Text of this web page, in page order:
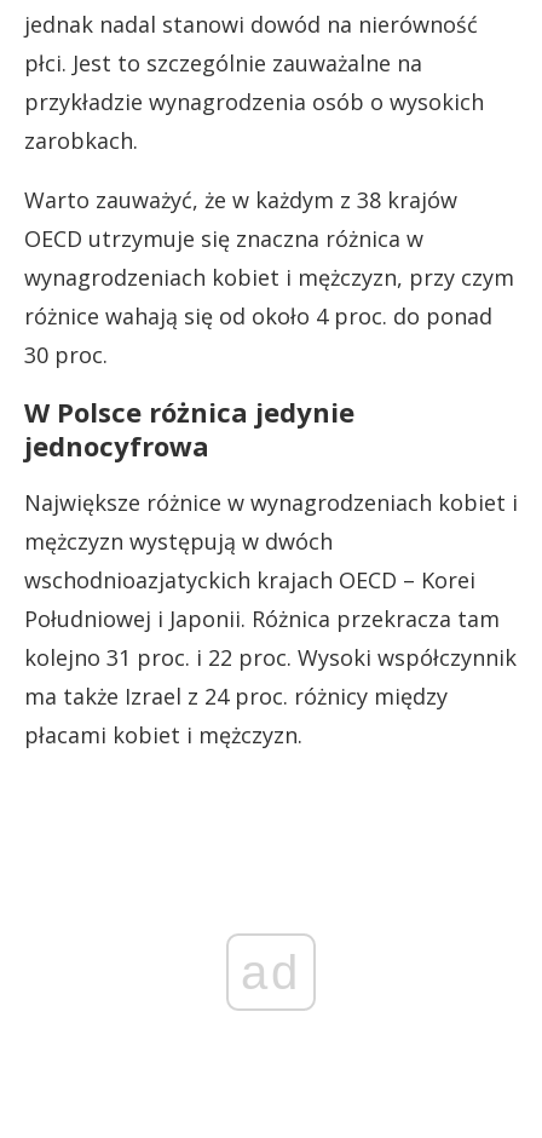
jednak nadal stanowi dowód na nierówność
płci. Jest to szczególnie zauważalne na
przykładzie wynagrodzenia osób o wysokich
zarobkach.
Warto zauważyć, że w każdym z 38 krajów
OECD utrzymuje się znaczna różnica w
wynagrodzeniach kobiet i mężczyzn, przy czym
różnice wahają się od około 4 proc. do ponad
30 proc.
W Polsce różnica jedynie
jednocyfrowa
Największe różnice w wynagrodzeniach kobiet i
mężczyzn występują w dwóch
wschodnioazjatyckich krajach OECD – Korei
Południowej i Japonii. Różnica przekracza tam
kolejno 31 proc. i 22 proc. Wysoki współczynnik
ma także Izrael z 24 proc. różnicy między
płacami kobiet i mężczyzn.
ad